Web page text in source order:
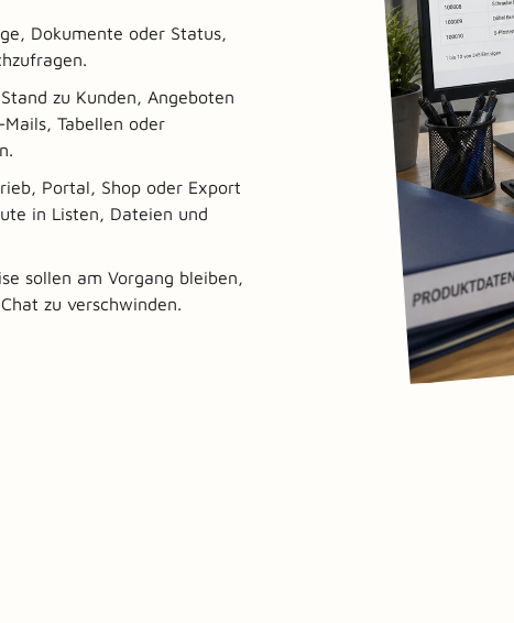
Dokumente oder Status,
zu Kunden, Angeboten
Tabellen oder
Portal, Shop oder Export
in Listen, Dateien und
sollen am Vorgang bleiben,
zu verschwinden.